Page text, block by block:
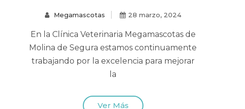
Megamascotas 28 marzo, 2024
En la Clínica Veterinaria Megamascotas de
Molina de Segura estamos continuamente
trabajando por la excelencia para mejorar
la
Ver Más